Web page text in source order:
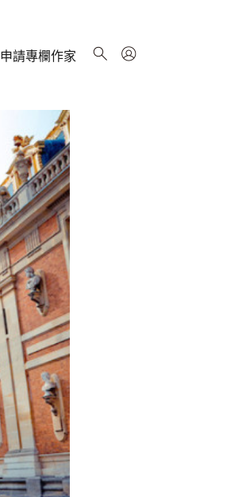
申請專欄作家